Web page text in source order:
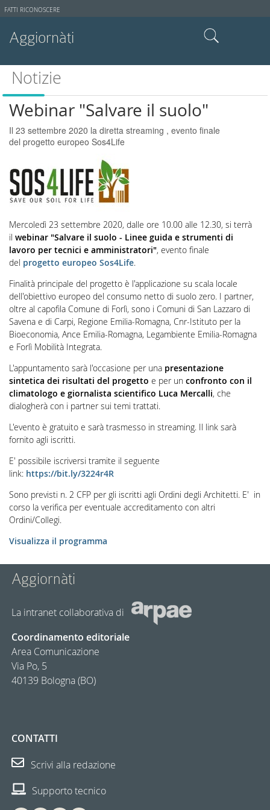
Strumenti
FATTI RICONOSCERE
Aggiornàti
Cerca nel sito
Ricerca avanzata…
Notizie
Webinar "Salvare il suolo"
Il 23 settembre 2020 la diretta streaming , evento finale
del progetto europeo Sos4Life
Mercoledì 23 settembre 2020, dalle ore 10.00 alle 12.30, si terrà
il webinar "Salvare il suolo - Linee guida e strumenti di
lavoro per tecnici e amministratori", evento finale
del progetto europeo Sos4Life.
Finalità principale del progetto è l'applicazione su scala locale
dell'obiettivo europeo del consumo netto di suolo zero. I partner,
oltre al capofila Comune di Forlì, sono i Comuni di San Lazzaro di
Savena e di Carpi, Regione Emilia-Romagna, Cnr-Istituto per la
Bioeconomia, Ance Emilia-Romagna, Legambiente Emilia-Romagna
e Forlì Mobilità Integrata.
L'appuntamento sarà l'occasione per una presentazione
sintetica dei risultati del progetto e per un confronto con il
climatologo e giornalista scientifico Luca Mercalli, che
dialogherà con i partner sui temi trattati.
L'evento è gratuito e sarà trasmesso in streaming. Il link sarà
fornito agli iscritti.
E' possibile iscriversi tramite il seguente
link: https://bit.ly/3224r4R
Sono previsti n. 2 CFP per gli iscritti agli Ordini degli Architetti. E' in
corso la verifica per eventuale accreditamento con altri
Ordini/Collegi.
Visualizza il programma
Aggiornàti
La intranet collaborativa di
Coordinamento editoriale
Area Comunicazione
Via Po, 5
40139 Bologna (BO)
CONTATTI
Scrivi alla redazione
Supporto tecnico